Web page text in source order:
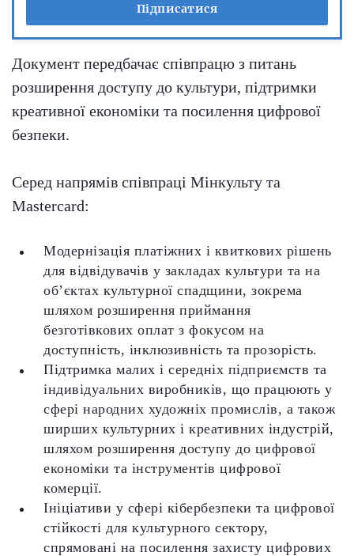
Підписатися
Документ передбачає співпрацю з питань
розширення доступу до культури, підтримки
креативної економіки та посилення цифрової
безпеки.
Серед напрямів співпраці Мінкульту та
Mastercard:
Модернізація платіжних і квиткових рішень
для відвідувачів у закладах культури та на
об’єктах культурної спадщини, зокрема
шляхом розширення приймання
безготівкових оплат з фокусом на
доступність, інклюзивність та прозорість.
Підтримка малих і середніх підприємств та
індивідуальних виробників, що працюють у
сфері народних художніх промислів, а також
ширших культурних і креативних індустрій,
шляхом розширення доступу до цифрової
економіки та інструментів цифрової
комерції.
Ініціативи у сфері кібербезпеки та цифрової
стійкості для культурного сектору,
спрямовані на посилення захисту цифрових